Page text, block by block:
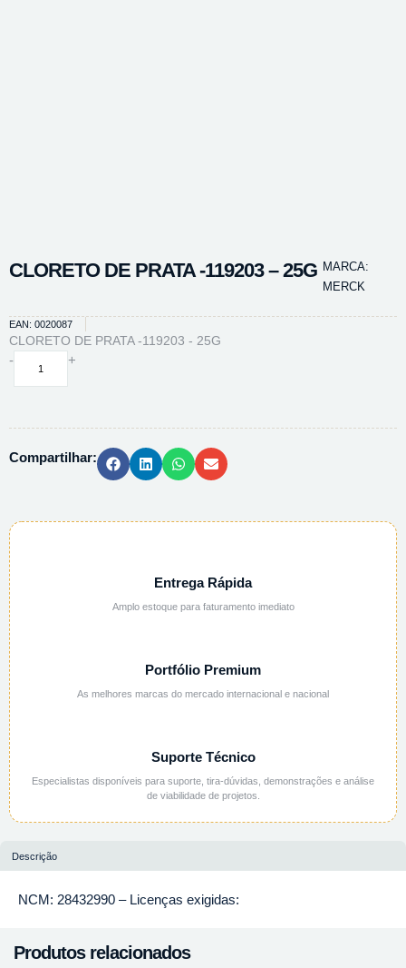
CLORETO DE PRATA -119203 – 25G MARCA:
MERCK
EAN: 0020087
CLORETO DE PRATA -119203 - 25G
-
CLORETO
25G
+
Compartilhar:
Entrega Rápida
Amplo estoque para faturamento imediato
Portfólio Premium
As melhores marcas do mercado internacional e nacional
Suporte Técnico
Especialistas disponíveis para suporte, tira-dúvidas, demonstrações e análise
de viabilidade de projetos.
Descrição
NCM: 28432990 – Licenças exigidas:
Produtos relacionados